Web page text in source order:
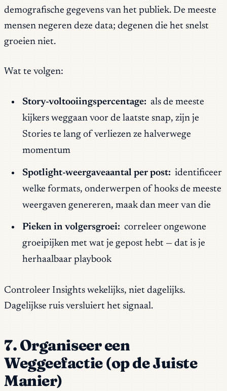
demografische gegevens van het publiek. De meeste
mensen negeren deze data; degenen die het snelst
groeien niet.
Wat te volgen:
Story-voltooiingspercentage: als de meeste
kijkers weggaan voor de laatste snap, zijn je
Stories te lang of verliezen ze halverwege
momentum
Spotlight-weergaveaantal per post: identificeer
welke formats, onderwerpen of hooks de meeste
weergaven genereren, maak dan meer van die
Pieken in volgersgroei: correleer ongewone
groeipijken met wat je gepost hebt — dat is je
herhaalbaar playbook
Controleer Insights wekelijks, niet dagelijks.
Dagelijkse ruis versluiert het signaal.
7. Organiseer een
Weggeefactie (op de Juiste
Manier)